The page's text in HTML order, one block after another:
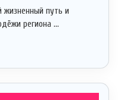
жизненный путь и
региона ...